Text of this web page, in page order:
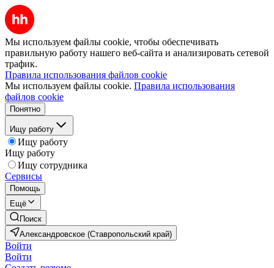
Мы используем файлы cookie, чтобы обеспечивать
правильную работу нашего веб-сайта и анализировать сетевой
трафик.
Правила использования файлов cookie
Мы используем файлы cookie. Правила использования
файлов cookie
Понятно
Ищу работу
Ищу работу
Ищу работу
Ищу сотрудника
Сервисы
Помощь
Ещё
Поиск
Александровское (Ставропольский край)
Войти
Войти